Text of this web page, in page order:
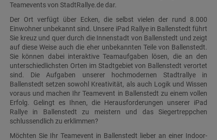
Teamevents von StadtRallye.de dar.
Der Ort verfügt über Ecken, die selbst vielen der rund 8.000
Einwohner unbekannt sind. Unsere iPad Rallye in Ballenstedt führt
Sie kreuz und quer durch die Innenstadt von Ballenstedt und zeigt
auf diese Weise auch die eher unbekannten Teile von Ballenstedt.
Sie können dabei interaktive Teamaufgaben lösen, die an den
unterschiedlichsten Orten im Stadtgebiet von Ballenstedt verortet
sind. Die Aufgaben unserer hochmodernen Stadtrallye in
Ballenstedt setzen sowohl Kreativität, als auch Logik und Wissen
voraus und machen Ihr Teamevent in Ballenstedt zu einem vollen
Erfolg. Gelingt es Ihnen, die Herausforderungen unserer iPad
Rallye in Ballenstedt zu meistern und das Siegertreppchen
schlussendlich zu erklimmen?
Möchten Sie Ihr Teamevent in Ballenstedt lieber an einer Indoor-